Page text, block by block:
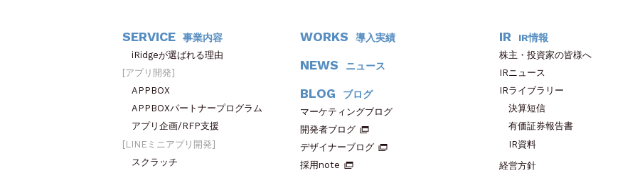
SERVICE 事業内容
iRidgeが選ばれる理由
アプリ開発
APPBOX
APPBOXパートナープログラム
アプリ企画/RFP支援
LINEミニアプリ開発
スクラッチ
WORKS 導入実績
NEWS ニュース
BLOG ブログ
マーケティングブログ
開発者ブログ
デザイナーブログ
採用note
IR IR情報
株主・投資家の皆様へ
IRニュース
IRライブラリー
決算短信
有価証券報告書
IR資料
経営方針